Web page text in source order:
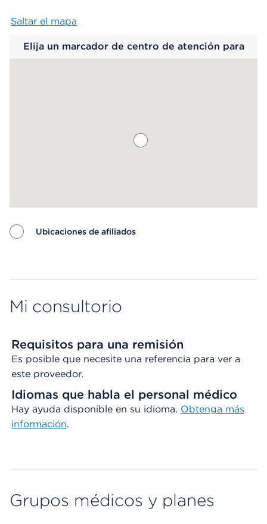
Saltar el mapa
Elija un marcador de centro de atención para
Ubicaciones de afiliados
Mi consultorio
Requisitos para una remisión
Es posible que necesite una referencia para ver a
este proveedor.
Idiomas que habla el personal médico
Hay ayuda disponible en su idioma. Obtenga más
información.
Grupos médicos y planes